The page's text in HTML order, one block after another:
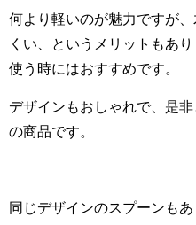
何より軽いのが魅力ですが
くい、というメリットもあ
使う時にはおすすめです。
デザインもおしゃれで、是
の商品です。
同じデザインのスプーンも